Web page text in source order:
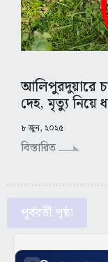
আলিপুরদুয়ারে
দেহ, মৃত্যু নিয়ে
৮ জুন, ২০২৫
বিস্তারিত
পূর্ববর্তী পৃষ্ঠা